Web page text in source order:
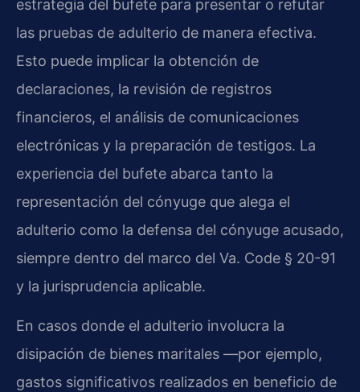
estrategia del bufete para presentar o refutar
las pruebas de adulterio de manera efectiva.
Esto puede implicar la obtención de
declaraciones, la revisión de registros
financieros, el análisis de comunicaciones
electrónicas y la preparación de testigos. La
experiencia del bufete abarca tanto la
representación del cónyuge que alega el
adulterio como la defensa del cónyuge acusado,
siempre dentro del marco del Va. Code § 20-91
y la jurisprudencia aplicable.
En casos donde el adulterio involucra la
disipación de bienes maritales —por ejemplo,
gastos significativos realizados en beneficio de